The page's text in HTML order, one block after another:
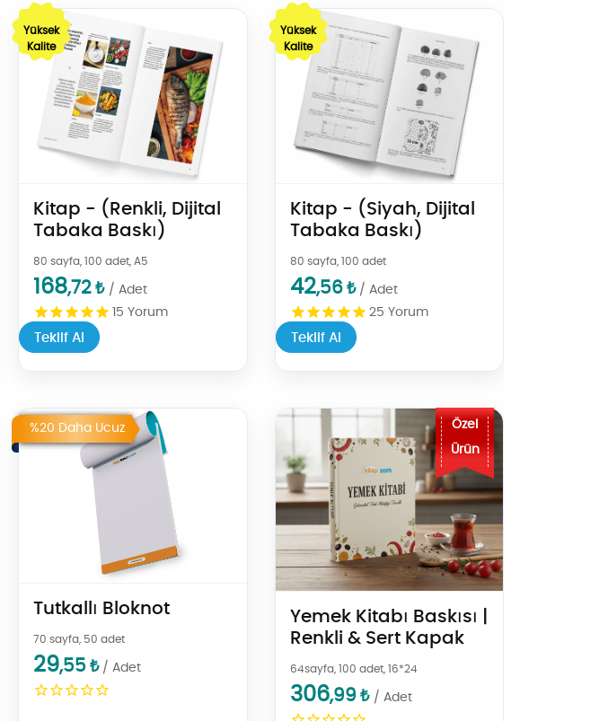
Yüksek
Kalite
Kitap - (Renkli, Dijital
Tabaka Baskı)
80 sayfa, 100 adet, A5
168,72 ₺ / Adet
15 Yorum
Teklif Al
Teklif Al Kitap - (Renkli, Dijital Tabaka Baskı)
Yüksek
Kalite
Kitap - (Siyah, Dijital
Tabaka Baskı)
80 sayfa, 100 adet
42,56 ₺ / Adet
25 Yorum
Teklif Al
Teklif Al Kitap - (Siyah, Dijital Tabaka Baskı)
%20 Daha Ucuz
Tutkallı Bloknot
70 sayfa, 50 adet
29,55 ₺ / Adet
Teklif Al Tutkallı Bloknot
Özel
Ürün
Yemek Kitabı Baskısı |
Renkli & Sert Kapak
64sayfa, 100 adet, 16*24
306,99 ₺ / Adet
Teklif Al Yemek Kitabı Baskısı | Renkli & Sert Kapak